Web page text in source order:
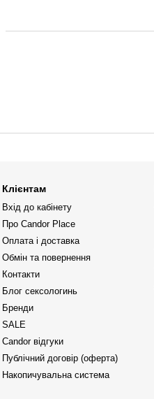
Клієнтам
Вхід до кабінету
Про Candor Place
Оплата і доставка
Обмін та повернення
Контакти
Блог сексологинь
Бренди
SALE
Candor відгуки
Публічний договір (оферта)
Накопичувальна система